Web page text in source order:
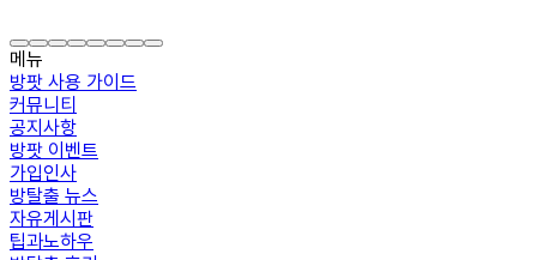
메뉴
방팟 사용 가이드
커뮤니티
공지사항
방팟 이벤트
가입인사
방탈출 뉴스
자유게시판
팁과노하우